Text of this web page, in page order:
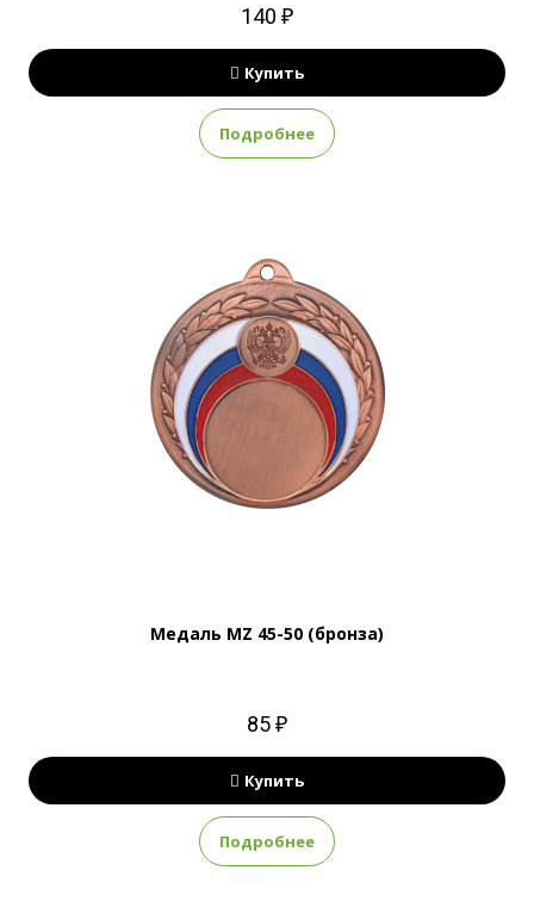
140 ₽
Купить
Подробнее
Медаль MZ 45-50 (бронза)
85 ₽
Купить
Подробнее